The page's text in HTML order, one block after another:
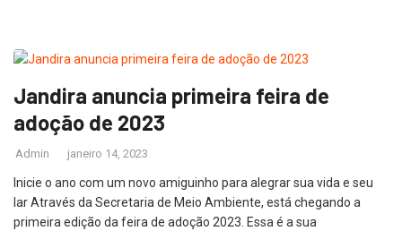
Jandira anuncia primeira feira de
adoção de 2023
Admin janeiro 14, 2023
Inicie o ano com um novo amiguinho para alegrar sua vida e seu
lar Através da Secretaria de Meio Ambiente, está chegando a
primeira edição da feira de adoção 2023. Essa é a sua